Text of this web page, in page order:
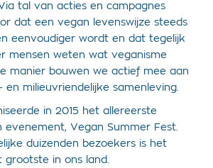
tal van acties en campagnes
dat een vegan levenswijze steeds
eenvoudiger wordt en dat tegelijk
mensen weten wat veganisme
manier bouwen we actief mee aan
en milieuvriendelijke samenleving.
in 2015 het allereerste
evenement, Vegan Summer Fest.
duizenden bezoekers is het
grootste in ons land.